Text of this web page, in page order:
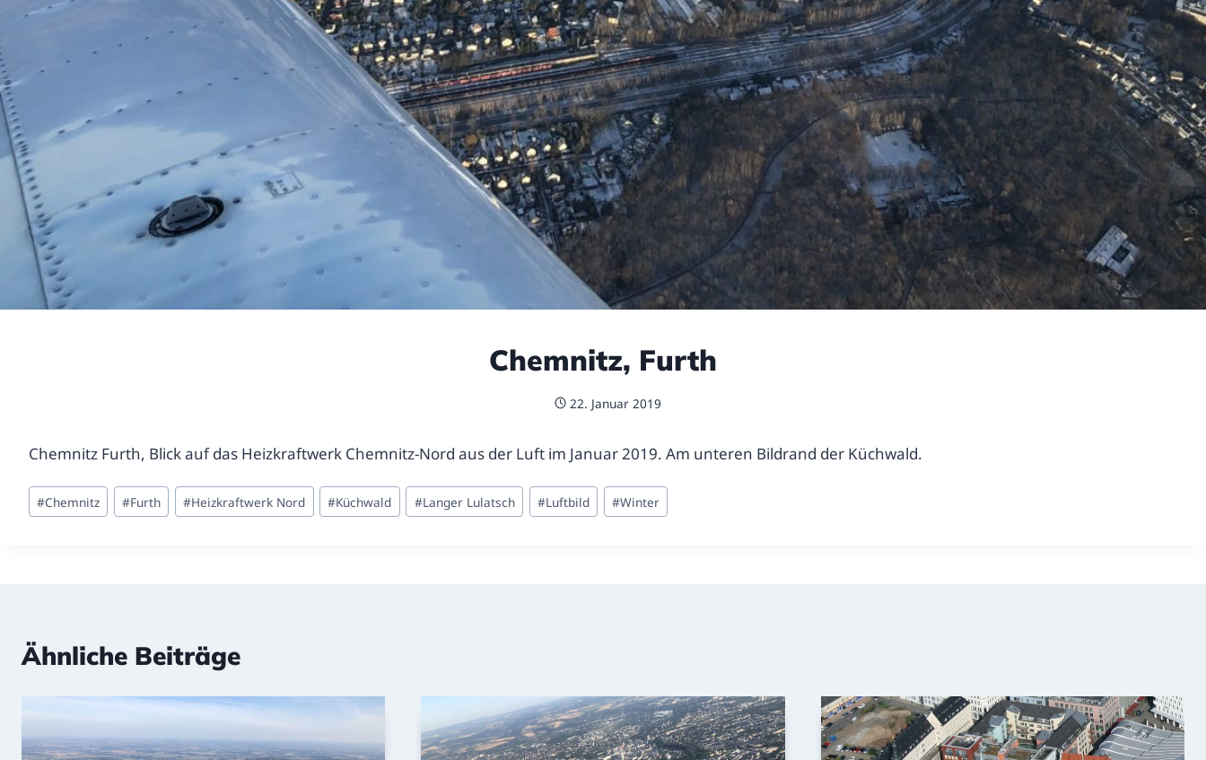
Chemnitz, Furth
22. Januar 2019
Chemnitz Furth, Blick auf das Heizkraftwerk Chemnitz-Nord aus der Luft im Januar 2019. Am unteren Bildrand der Küchwald.
Schlagworte:
#Chemnitz #Furth #Heizkraftwerk Nord #Küchwald #Langer Lulatsch #Luftbild #Winter
Ähnliche Beiträge